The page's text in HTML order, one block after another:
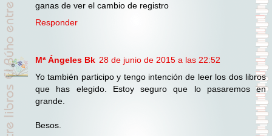
ganas de ver el cambio de registro
Responder
Mª Ángeles Bk 28 de junio de 2015 a las 22:52
Yo también participo y tengo intención de leer los dos libros
que has elegido. Estoy seguro que lo pasaremos en
grande.
Besos.